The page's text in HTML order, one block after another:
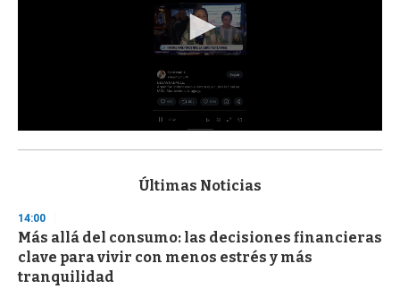
s
d
s
o
f
3
Últimas Noticias
14:00
Más allá del consumo: las decisiones financieras
clave para vivir con menos estrés y más
tranquilidad